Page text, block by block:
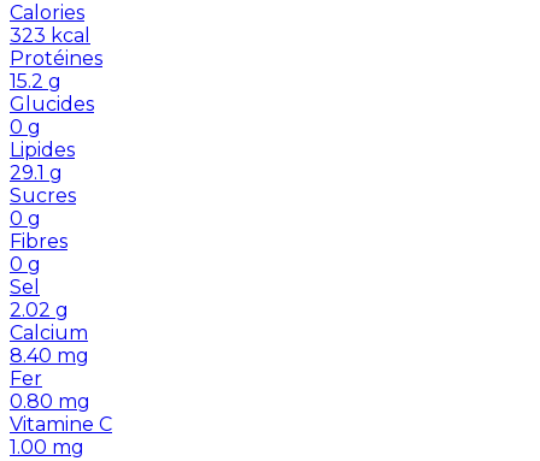
Calories
323 kcal
Protéines
15.2 g
Glucides
0 g
Lipides
29.1 g
Sucres
0 g
Fibres
0 g
Sel
2.02 g
Calcium
8.40 mg
Fer
0.80 mg
Vitamine C
1.00 mg